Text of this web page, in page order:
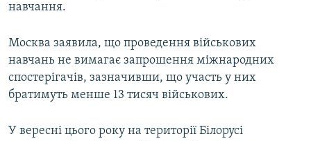
навчання.
Москва заявила, що проведення військових
навчань не вимагає запрошення міжнародних
спостерігачів, зазначивши, що участь у них
братимуть менше 13 тисяч військових.
У вересні цього року на території Білорусі